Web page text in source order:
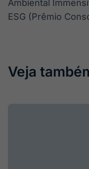
Ambiental
ESG (Prêmio
Veja